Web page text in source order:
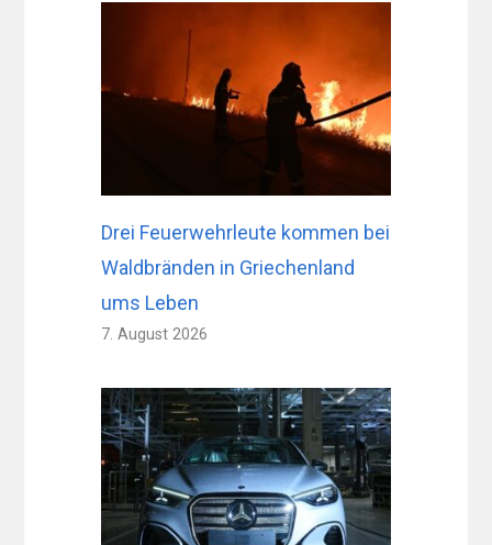
Drei Feuerwehrleute kommen bei
Waldbränden in Griechenland
ums Leben
7. August 2026